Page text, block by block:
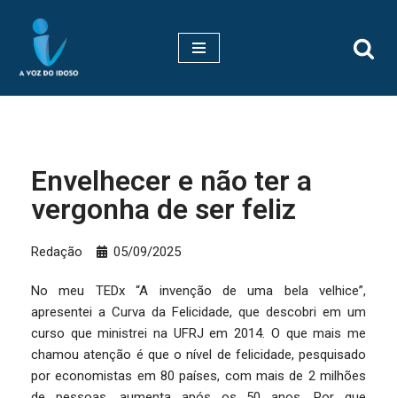
Pular
para
Envelhecer e não ter a
vergonha de ser feliz
Redação 05/09/2025
No meu TEDx “A invenção de uma bela velhice”,
apresentei a Curva da Felicidade, que descobri em um
curso que ministrei na UFRJ em 2014. O que mais me
chamou atenção é que o nível de felicidade, pesquisado
por economistas em 80 países, com mais de 2 milhões